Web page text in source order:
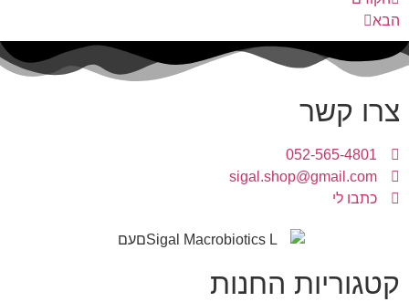
הבא
צרו קשר
052-565-4801
sigal.shop@gmail.com
כתבו לי
קטגוריות החנות